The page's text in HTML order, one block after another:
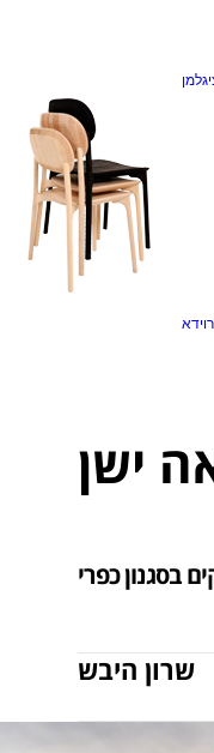
ישן
בסגנון כפרי
שרון היבש